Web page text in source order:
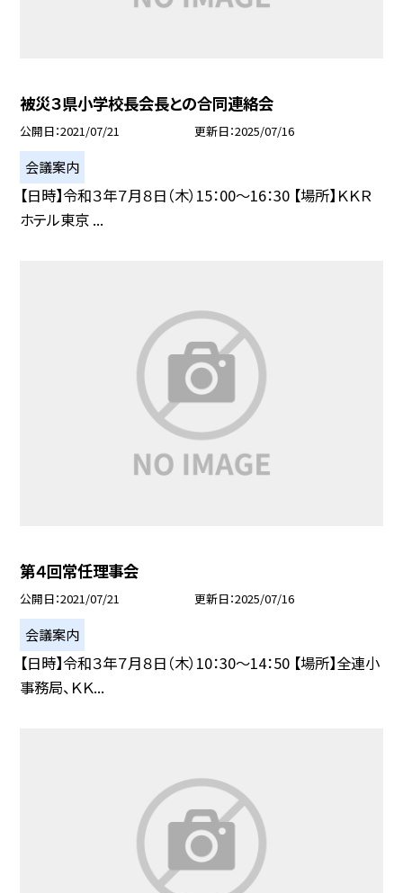
被災３県小学校長会長との合同連絡会
公開日 2021/07/21 更新日 2025/07/16
会議案内
【日時】令和３年７月８日（木）15：00〜16：30 【場所】ＫＫＲ
ホテル東京 ...
第４回常任理事会
公開日 2021/07/21 更新日 2025/07/16
会議案内
【日時】令和３年７月８日（木）10：30〜14：50 【場所】全連小
事務局、ＫＫ...